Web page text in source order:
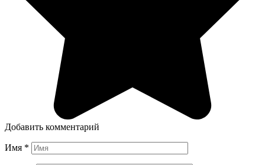
Добавить комментарий
Имя *